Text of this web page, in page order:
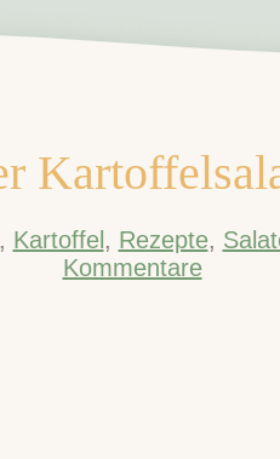
Kartoffel , Rezepte,
Kommentare